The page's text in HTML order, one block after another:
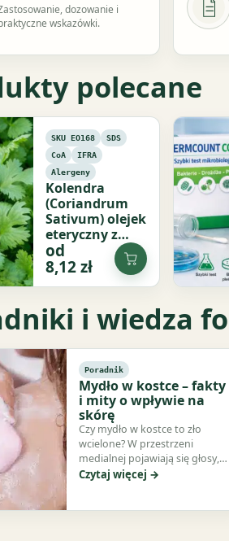
dozowanie i
wskazówki.
polecane
SKU EO168
SDS
CoA
IFRA
Alergeny
Kolendra
(Coriandrum
Sativum) olejek
eteryczny z
nasion
od
8,12zł
Dodaj
do
i wiedza
Poradnik
Mydło w kostce – fakty
i mity o wpływie na
skórę
Czy mydło w kostce to zło
wcielone? W przestrzeni
medialnej pojawiają się głosy,
że tradycyjne mydło…
Czytaj więcej →